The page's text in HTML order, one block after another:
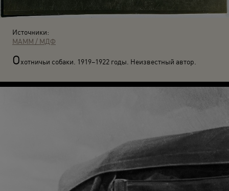
Источники:
МАММ / МДФ
Охотничьи собаки. 1919–1922 годы. Неизвестный автор.